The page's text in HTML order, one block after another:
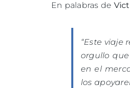
En palabras de
“Este
orgullo
en el
los